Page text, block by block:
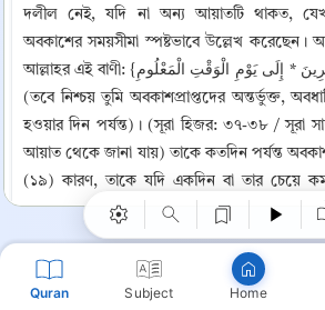
Quran Subject Home
দলীল নেই, যদি না অন্য আয়াতটি থাকত,
অবকাশের সময়সীমা স্পষ্টভাবে উল্লেখ
আল্লাহর এই বাণী: {فَإِنَّكَ مِنَ الْمُنْظَرِينَ * إِلَى يَوْمِ الْوَقْتِ الْمَعْلُومِ}
(তবে নিশ্চয় তুমি অবকাশপ্রাপ্তদের অন্তর্ভুক্ত,
হওয়ার দিন পর্যন্ত)। (সূরা হিজর: ৩৭-৩৮ / সূরা
আয়াত থেকে জানা যায়) তাকে কতদিন পর্যন্ত
(১৯) কারণ, তাকে যদি একদিন বা তার চেয়ে
অবকাশ দেওয়া হয়, তবে সে অবকাশপ্রাপ্তদের
তার ক্ষেত্রে আল্লাহর সত্য প্রতিশ্রুতি পূর্ণ হয়।
সেই অবকাশের সময়সীমার পরিমাণ উল্লেখ করে
বর্ণনা করেছি। এর মাধ্যমে সেই নির্দিষ্ট সময়টি
Copy